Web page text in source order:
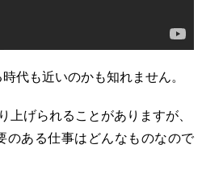
代も近いのかも知れません。
上げられることがありますが、
のある仕事はどんなものなので